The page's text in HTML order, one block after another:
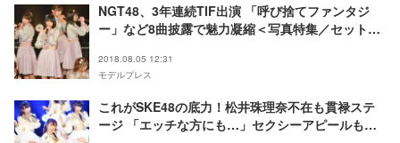
NGT48、3年連続TIF出演 「呼び捨てファンタジ
ー」など8曲披露で魅力凝縮＜写真特集／セットリ
2018.08.05 12:31
モデルプレス
これがSKE48の底力！松井珠理奈不在も貫禄ステ
ージ 「エッチな方にも…」セクシーアピールも